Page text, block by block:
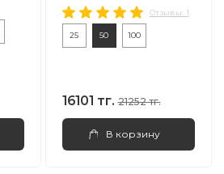
Отзывы: 1
25 50 100
16101 тг. 21252 тг.
В корзину